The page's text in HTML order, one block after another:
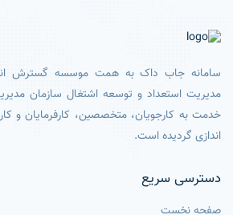
سامانه جاب داک به همت موسسه گسترش
مدیریت استعداد و توسعه اشتغال سازمان
خدمت به کارجویان، متخصصین، کارفرمایان و
اندازی گردیده است.
دسترسی سریع
صفحه نخست